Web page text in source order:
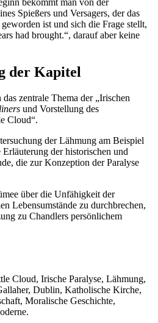
bekommt man von der
Spießers und Versagers, der das
ist und sich die Frage stellt,
had brought.“, darauf aber keine
der Kapitel
zentrale Thema der „Irischen
und Vorstellung des
Cloud“.
der Lähmung am Beispiel
der historischen und
die zur Konzeption der Paralyse
über die Unfähigkeit der
Lebensumstände zu durchbrechen,
zu Chandlers persönlichem
Cloud, Irische Paralyse, Lähmung,
Dublin, Katholische Kirche,
Moralische Geschichte,